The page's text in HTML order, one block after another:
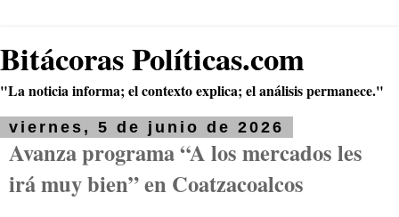
Bitácoras Políticas.com
"La noticia informa; el contexto explica; el análisis permanece."
viernes, 5 de junio de 2026
Avanza programa “A los mercados les
irá muy bien” en Coatzacoalcos